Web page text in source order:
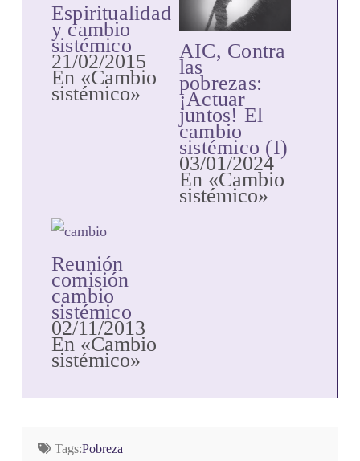
Espiritualidad
y cambio
sistémico
21/02/2015
En «Cambio
sistémico»
AIC, Contra
las
pobrezas:
¡Actuar
juntos! El
cambio
sistémico (I)
03/01/2024
En «Cambio
sistémico»
Reunión
comisión
cambio
sistémico
02/11/2013
En «Cambio
sistémico»
Tags:Pobreza